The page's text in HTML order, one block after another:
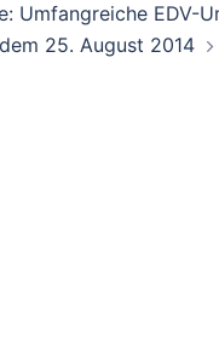
Umfangreiche EDV-
dem 25. August 2014